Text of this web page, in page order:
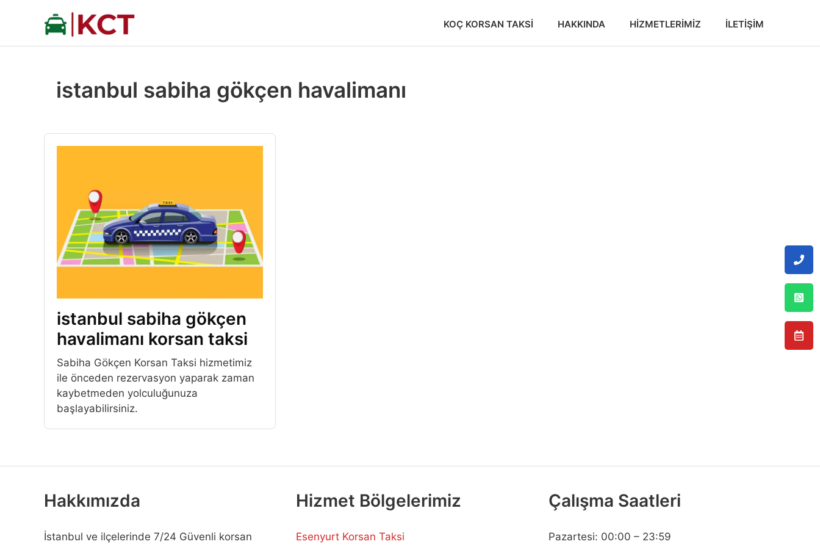
KOÇ KORSAN TAKSI HAKKINDA HIZMETLERIMIZ İLETIŞIM
istanbul sabiha gökçen havalimanı
istanbul sabiha gökçen
havalimanı korsan taksi
Sabiha Gökçen Korsan Taksi hizmetimiz
ile önceden rezervasyon yaparak zaman
kaybetmeden yolculuğunuza
başlayabilirsiniz.
Hakkımızda
İstanbul ve ilçelerinde 7/24 Güvenli korsan
Hizmet Bölgelerimiz
Esenyurt Korsan Taksi
Çalışma Saatleri
Pazartesi: 00:00 – 23:59